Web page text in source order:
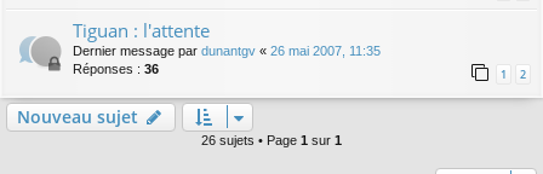
Tiguan : l'attente
Dernier message par dunantgv « 26 mai 2007, 11:35
Réponses : 36 1 2
Nouveau sujet
26 sujets • Page 1 sur 1